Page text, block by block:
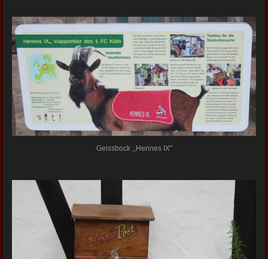
Geissbock ,,Hennes IX"